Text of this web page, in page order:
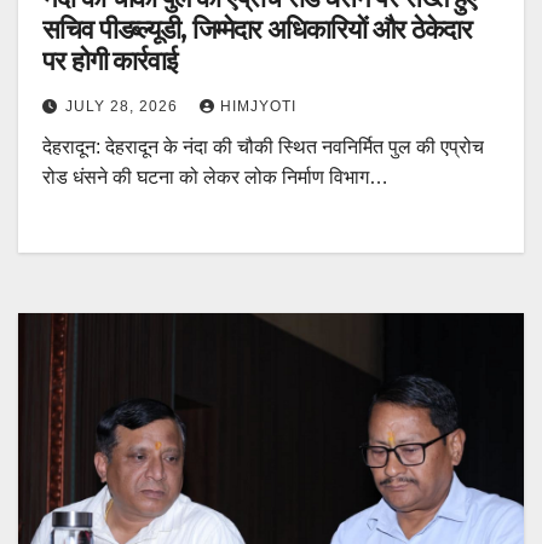
सचिव पीडब्ल्यूडी, जिम्मेदार अधिकारियों और ठेकेदार
पर होगी कार्रवाई
JULY 28, 2026 HIMJYOTI
देहरादून: देहरादून के नंदा की चौकी स्थित नवनिर्मित पुल की एप्रोच
रोड धंसने की घटना को लेकर लोक निर्माण विभाग…